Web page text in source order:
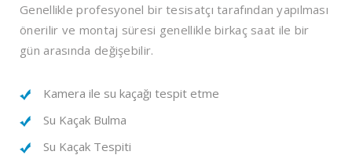
Genellikle profesyonel bir tesisatçı tarafından yapılması
önerilir ve montaj süresi genellikle birkaç saat ile bir
gün arasında değişebilir.
Kamera ile su kaçağı tespit etme
Su Kaçak Bulma
Su Kaçak Tespiti